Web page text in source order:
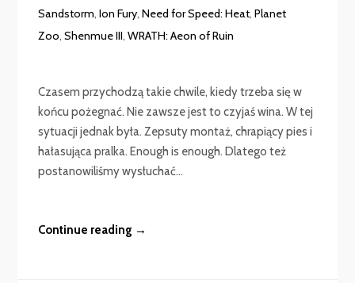
Sandstorm,Ion Fury,Need for Speed: Heat,Planet
Zoo,Shenmue III,WRATH: Aeon of Ruin
Czasem przychodzą takie chwile, kiedy trzeba się w
końcu pożegnać. Nie zawsze jest to czyjaś wina. W tej
sytuacji jednak była. Zepsuty montaż, chrapiący pies i
hałasująca pralka. Enough is enough. Dlatego też
postanowiliśmy wysłuchać...
Continue reading →